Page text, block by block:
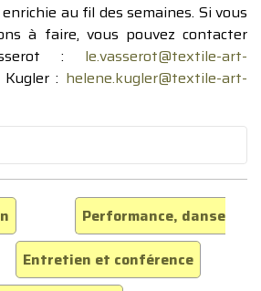
au fil des semaines. Si vous
à faire, vous pouvez contacter
: le.vasserot@textile-art-
: helene.kugler@textile-art-
Performance, danse
Entretien et conférence